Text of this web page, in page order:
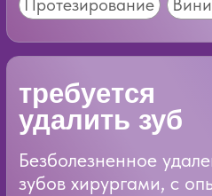
Имплантация зубов
с мировой гарантией!
Установка
Гигиена и
профилактика
Как сохранить и приумножить